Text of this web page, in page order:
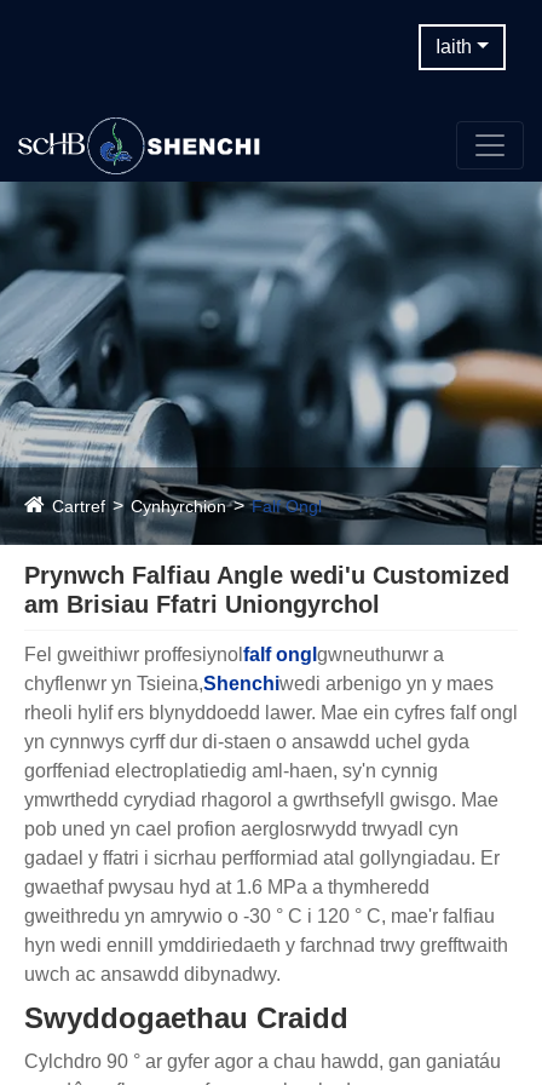
Iaith
Cartref Cynhyrchion Falf Ongl
Prynwch Falfiau Angle wedi'u Customized
am Brisiau Ffatri Uniongyrchol
Fel gweithiwr proffesiynol falf ongl gwneuthurwr a
chyflenwr yn Tsieina,Shenchiwedi arbenigo yn y maes
rheoli hylif ers blynyddoedd lawer. Mae ein cyfres falf ongl
yn cynnwys cyrff dur di-staen o ansawdd uchel gyda
gorffeniad electroplatiedig aml-haen, sy'n cynnig
ymwrthedd cyrydiad rhagorol a gwrthsefyll gwisgo. Mae
pob uned yn cael profion aerglosrwydd trwyadl cyn
gadael y ffatri i sicrhau perfformiad atal gollyngiadau. Er
gwaethaf pwysau hyd at 1.6 MPa a thymheredd
gweithredu yn amrywio o -30 ° C i 120 ° C, mae'r falfiau
hyn wedi ennill ymddiriedaeth y farchnad trwy grefftwaith
uwch ac ansawdd dibynadwy.
Swyddogaethau Craidd
Cylchdro 90 ° ar gyfer agor a chau hawdd, gan ganiatáu